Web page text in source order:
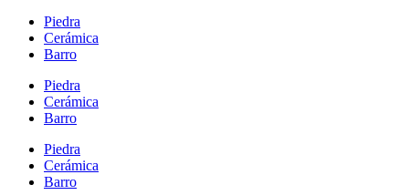
Piedra
Cerámica
Barro
Piedra
Cerámica
Barro
Piedra
Cerámica
Barro